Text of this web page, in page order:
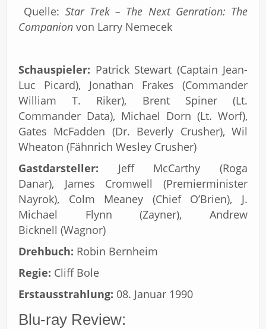
Quelle: Star Trek – The Next Genration: The
Companion von Larry Nemecek
Schauspieler: Patrick Stewart (Captain Jean-
Luc Picard), Jonathan Frakes (Commander
William T. Riker), Brent Spiner (Lt.
Commander Data), Michael Dorn (Lt. Worf),
Gates McFadden (Dr. Beverly Crusher), Wil
Wheaton (Fähnrich Wesley Crusher)
Gastdarsteller:
Jeff McCarthy (Roga
Danar), James Cromwell (Premierminister
Nayrok), Colm Meaney (Chief O’Brien), J.
Michael Flynn (Zayner), Andrew
Bicknell (Wagnor)
Drehbuch: Robin Bernheim
Regie: Cliff Bole
Erstausstrahlung: 08. Januar 1990
Blu-ray Review: